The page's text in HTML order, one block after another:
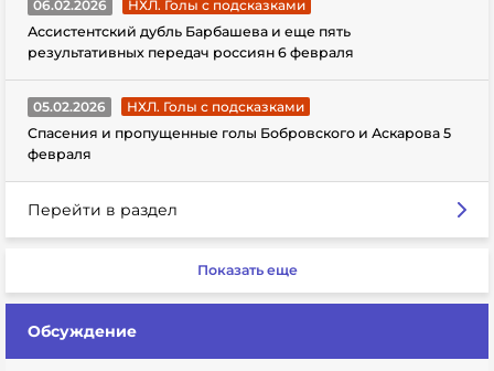
06.02.2026
НХЛ. Голы с подсказками
Ассистентский дубль Барбашева и еще пять
результативных передач россиян 6 февраля
05.02.2026
НХЛ. Голы с подсказками
Спасения и пропущенные голы Бобровского и Аскарова 5
февраля
Перейти в раздел
Показать еще
Обсуждение